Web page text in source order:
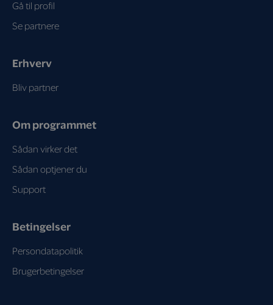
Gå til profil
Se partnere
Erhverv
Bliv partner
Om programmet
Sådan virker det
Sådan optjener du
Support
Betingelser
Persondatapolitik
Brugerbetingelser